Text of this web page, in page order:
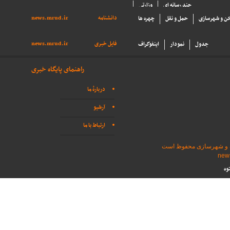
وزارتی
چند رسانه ای
دانشنامه
news.mrud.ir چهره ها حمل و نقل و شهرسازی
فایل خبری news.mrud.ir اینفوگراف نمودار جدول
راهنمای پایگاه خبری
دربارهٔ ما
آرشیو
ارتباط با ما
و شهرسازی محفوظ است